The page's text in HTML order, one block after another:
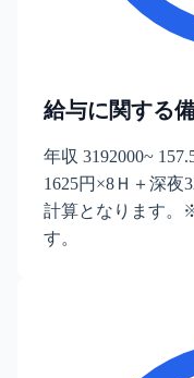
給与に関する
年収 3192000~
1625円×8Ｈ＋深夜
計算となります。
す。